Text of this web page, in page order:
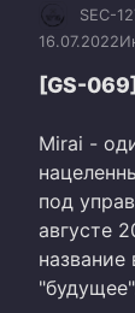
SEC-
16.07.2022
[GS-
Mirai -
под
августе
название